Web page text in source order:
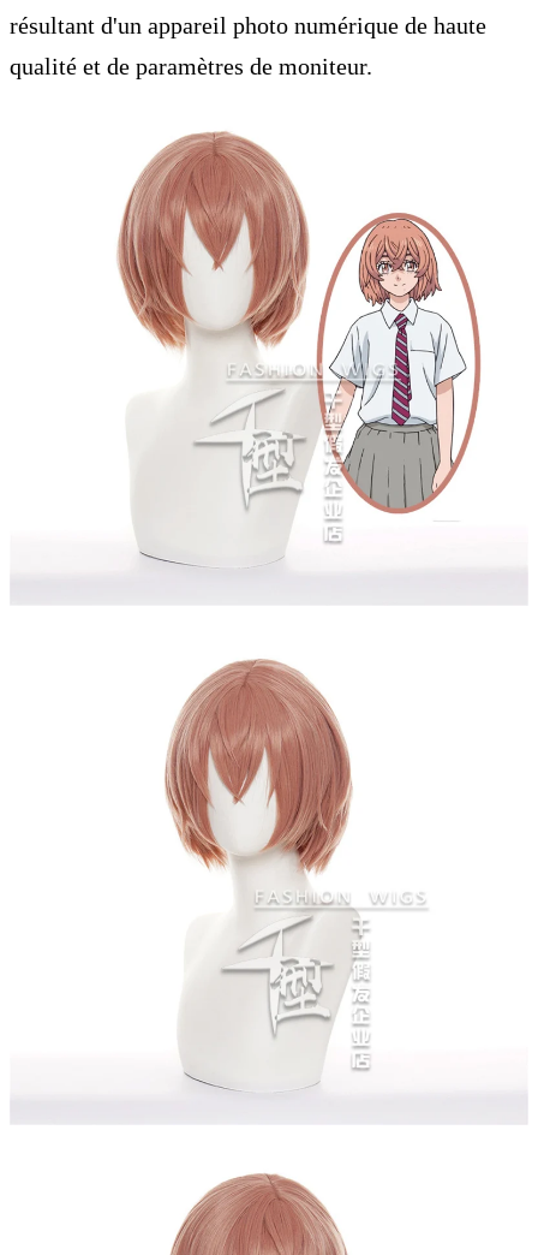
résultant d'un appareil photo numérique de haute
qualité et de paramètres de moniteur.